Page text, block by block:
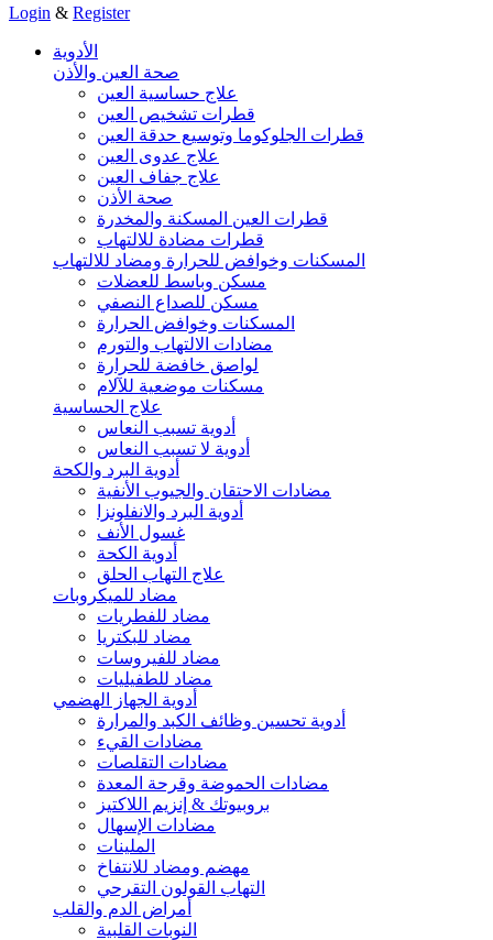
Login & Register
الأدوية
صحة العين والأذن
علاج حساسية العين
قطرات تشخيص العين
قطرات الجلوكوما وتوسيع حدقة العين
علاج عدوى العين
علاج جفاف العين
صحة الأذن
قطرات العين المسكنة والمخدرة
قطرات مضادة للالتهاب
المسكنات وخوافض للحرارة ومضاد للالتهاب
مسكن وباسط للعضلات
مسكن للصداع النصفي
المسكنات وخوافض الحرارة
مضادات الالتهاب والتورم
لواصق خافضة للحرارة
مسكنات موضعية للآلام
علاج الحساسية
أدوية تسبب النعاس
أدوية لا تسبب النعاس
أدوية البرد والكحة
مضادات الاحتقان والجيوب الأنفية
أدوية البرد والانفلونزا
غسول الأنف
أدوية الكحة
علاج التهاب الحلق
مضاد للميكروبات
مضاد للفطريات
مضاد للبكتريا
مضاد للفيروسات
مضاد للطفيليات
أدوية الجهاز الهضمي
أدوية تحسين وظائف الكبد والمرارة
مضادات القيء
مضادات التقلصات
مضادات الحموضة وقرحة المعدة
بروبيوتك & إنزيم اللاكتيز
مضادات الإسهال
الملينات
مهضم ومضاد للانتفاخ
التهاب القولون التقرحي
أمراض الدم والقلب
النوبات القلبية